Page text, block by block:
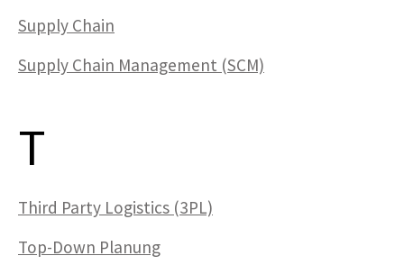
Supply Chain
Supply Chain Management (SCM)
T
Third Party Logistics (3PL)
Top-Down Planung